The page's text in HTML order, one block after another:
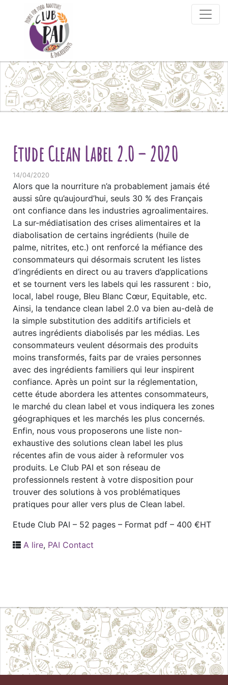
Skip to content
Etude Clean Label 2.0 – 2020
14/04/2020
Alors que la nourriture n’a probablement jamais été
aussi sûre qu’aujourd’hui, seuls 30 % des Français
ont confiance dans les industries agroalimentaires.
La sur-médiatisation des crises alimentaires et la
diabolisation de certains ingrédients (huile de
palme, nitrites, etc.) ont renforcé la méfiance des
consommateurs qui désormais scrutent les listes
d’ingrédients en direct ou au travers d’applications
et se tournent vers les labels qui les rassurent : bio,
local, label rouge, Bleu Blanc Cœur, Equitable, etc.
Ainsi, la tendance clean label 2.0 va bien au-delà de
la simple substitution des additifs artificiels et
autres ingrédients diabolisés par les médias. Les
consommateurs veulent désormais des produits
moins transformés, faits par de vraies personnes
avec des ingrédients familiers qui leur inspirent
confiance. Après un point sur la réglementation,
cette étude abordera les attentes consommateurs,
le marché du clean label et vous indiquera les zones
géographiques et les marchés les plus concernés.
Enfin, nous vous proposerons une liste non-
exhaustive des solutions clean label les plus
récentes afin de vous aider à reformuler vos
produits. Le Club PAI et son réseau de
professionnels restent à votre disposition pour
trouver des solutions à vos problématiques
pratiques pour aller vers plus de Clean label.
Etude Club PAI – 52 pages – Format pdf – 400 €HT
A lire, PAI Contact